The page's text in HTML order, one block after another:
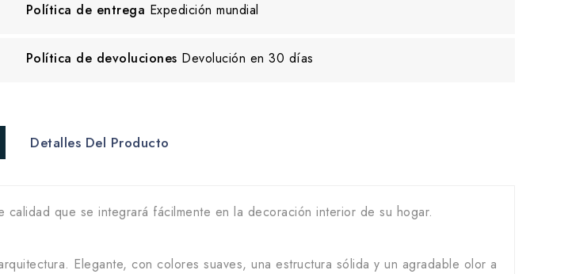
Política de entrega Expedición mundial
Política de devoluciones Devolución en 30 días
Detalles Del Producto
calidad que se integrará fácilmente en la decoración interior de su hogar.
Elegante, con colores suaves, una estructura sólida y un agradable olor a